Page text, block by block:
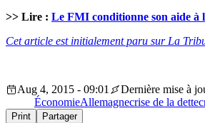
>> Lire : Le FMI conditionne son aide à
Cet article est initialement paru sur La
Aug 4, 2015 - 09:01
Dernière mise à
ÉconomieAllemagnecrise de la dette
Print Partager